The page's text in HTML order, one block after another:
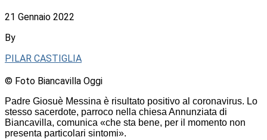
21 Gennaio 2022
By
PILAR CASTIGLIA
© Foto Biancavilla Oggi
Padre Giosuè Messina è risultato positivo al coronavirus. Lo
stesso sacerdote, parroco nella chiesa Annunziata di
Biancavilla, comunica «che sta bene, per il momento non
presenta particolari sintomi».